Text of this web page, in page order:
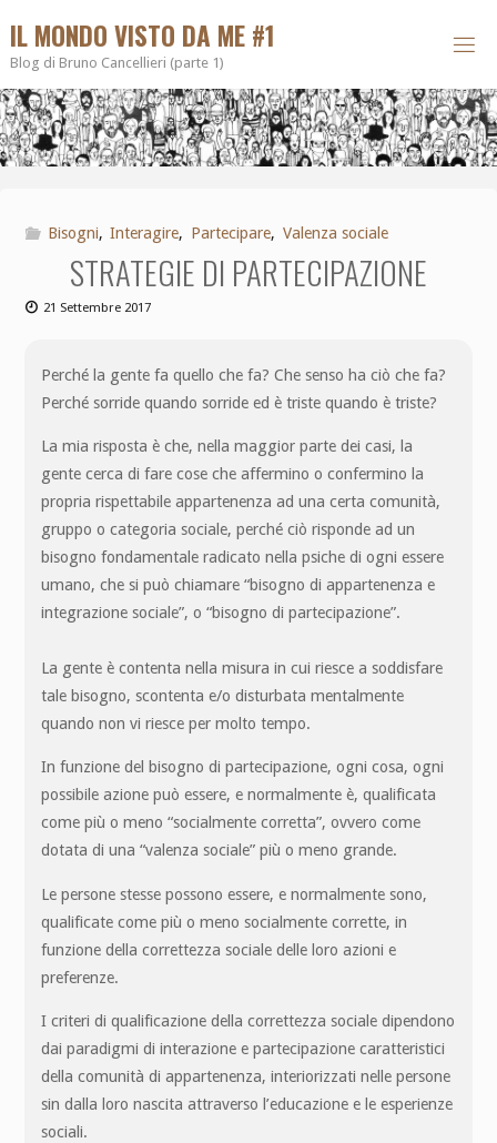
IL MONDO VISTO DA ME #1
Blog di Bruno Cancellieri (parte 1)
Bisogni, Interagire, Partecipare, Valenza sociale
STRATEGIE DI PARTECIPAZIONE
21 Settembre 2017
Perché la gente fa quello che fa? Che senso ha ciò che fa?
Perché sorride quando sorride ed è triste quando è triste?
La mia risposta è che, nella maggior parte dei casi, la
gente cerca di fare cose che affermino o confermino la
propria rispettabile appartenenza ad una certa comunità,
gruppo o categoria sociale, perché ciò risponde ad un
bisogno fondamentale radicato nella psiche di ogni essere
umano, che si può chiamare “bisogno di appartenenza e
integrazione sociale”, o “bisogno di partecipazione”.
La gente è contenta nella misura in cui riesce a soddisfare
tale bisogno, scontenta e/o disturbata mentalmente
quando non vi riesce per molto tempo.
In funzione del bisogno di partecipazione, ogni cosa, ogni
possibile azione può essere, e normalmente è, qualificata
come più o meno “socialmente corretta”, ovvero come
dotata di una “valenza sociale” più o meno grande.
Le persone stesse possono essere, e normalmente sono,
qualificate come più o meno socialmente corrette, in
funzione della correttezza sociale delle loro azioni e
preferenze.
I criteri di qualificazione della correttezza sociale dipendono
dai paradigmi di interazione e partecipazione caratteristici
della comunità di appartenenza, interiorizzati nelle persone
sin dalla loro nascita attraverso l’educazione e le esperienze
sociali.